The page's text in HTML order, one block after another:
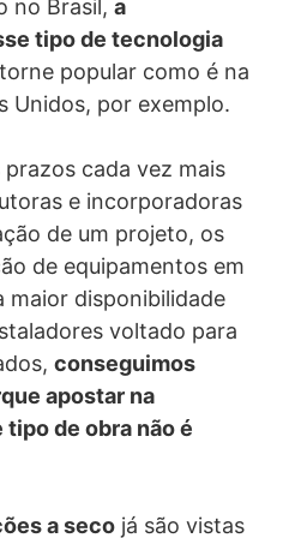
no Brasil, a
tipo de tecnologia
popular como é na
Unidos, por exemplo.
cada vez mais
e incorporadoras
de um projeto, os
de equipamentos em
maior disponibilidade
voltado para
conseguimos
apostar na
de obra não é
a seco já são vistas
e armazenados?
proteção dos seus dados é
em tomar todos os
técnicas e físicas,
em relação à
dados pessoais, como
e conscientização de
os seus dados são
pessoas autorizadas terão
fornecidas por
forma segura e íntegra, em
e de segurança.
sites de terceiros, é
você seja
casos, a responsabilidade
dos seus dados caberá
de privacidade e de
que você divulgue seus